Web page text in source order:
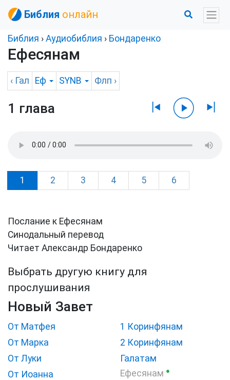
Библия онлайн
Библия › Аудиобиблия › Бондаренко
Ефесянам
‹ Гал Еф SYNB Флп ›
1 глава
1 2 3 4 5 6
Послание к Ефесянам
Синодальный перевод
Читает Александр Бондаренко
Выбрать другую книгу для
прослушивания
Новый Завет
От Матфея
От Марка
От Луки
От Иоанна
1 Коринфянам
2 Коринфянам
Галатам
Ефесянам ●